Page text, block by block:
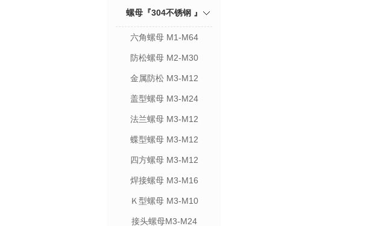
螺母『304不锈钢 』
六角螺母 M1-M64
防松螺母 M2-M30
金属防松 M3-M12
盖型螺母 M3-M24
法兰螺母 M3-M12
蝶型螺母 M3-M12
四方螺母 M3-M12
焊接螺母 M3-M16
Ｋ型螺母 M3-M10
接头螺母M3-M24